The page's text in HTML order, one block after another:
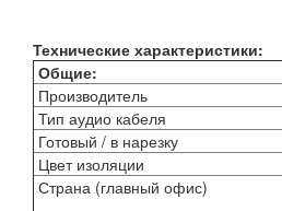
Технические характеристики:
Общие:
Производитель
Тип аудио кабеля
Готовый / в нарезку
Цвет изоляции
Страна (главный офис)